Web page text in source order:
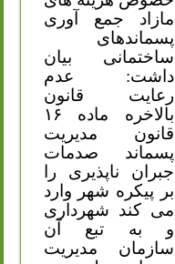
مازاد جمع آوری
پسماندهای
ساختمانی بیان
داشت: عدم
رعایت قانون
بالاخره ماده ۱۶
قانون مدیریت
پسماند صدمات
جبران ناپذیری را
بر پیکره شهر وارد
می کند شهرداری
و به تبع آن
سازمان مدیریت